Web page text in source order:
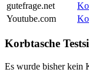
gutefrage.net
Youtube.com
Korbtasche
Es wurde bisher kein